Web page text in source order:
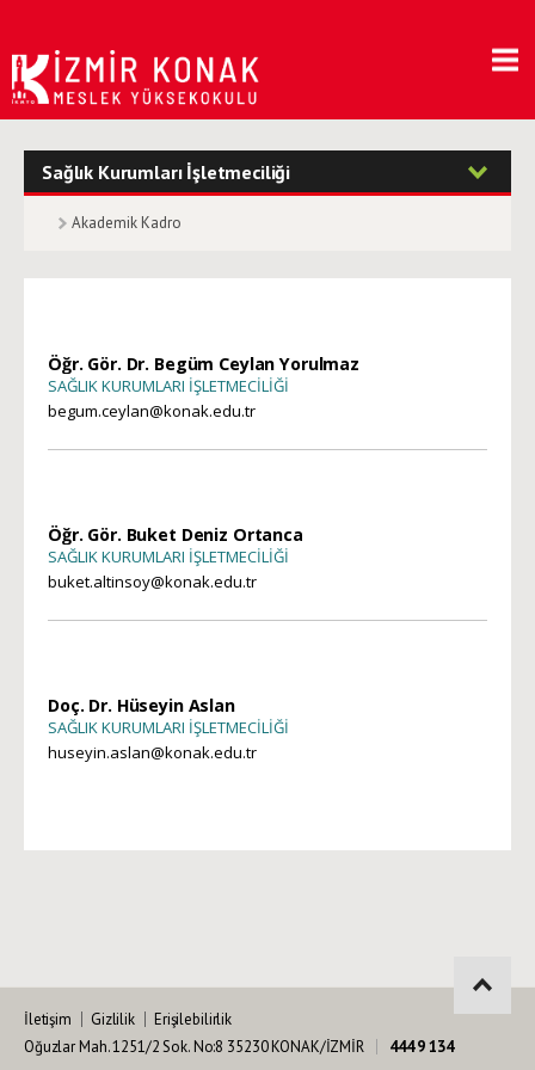
Sağlık Kurumları İşletmeciliği
Akademik Kadro
Öğr. Gör. Dr. Begüm Ceylan Yorulmaz
SAĞLIK KURUMLARI İŞLETMECİLİĞİ
begum.ceylan@konak.edu.tr
Öğr. Gör. Buket Deniz Ortanca
SAĞLIK KURUMLARI İŞLETMECİLİĞİ
buket.altinsoy@konak.edu.tr
Doç. Dr. Hüseyin Aslan
SAĞLIK KURUMLARI İŞLETMECİLİĞİ
huseyin.aslan@konak.edu.tr
İletişim Gizlilik
Erişilebilirlik
Oğuzlar Mah. 1251/2 Sok. No:8 35230 KONAK/İZMİR
444 9 134